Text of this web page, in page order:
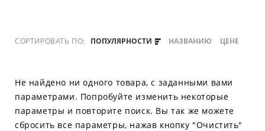
СОРТИРОВАТЬ ПО: ПОПУЛЯРНОСТИ НАЗВАНИЮ ЦЕНЕ
Не найдено ни одного товара, с заданными вами
параметрами. Попробуйте изменить некоторые
параметры и повторите поиск. Вы так же можете
сбросить все параметры, нажав кнопку "Очистить"